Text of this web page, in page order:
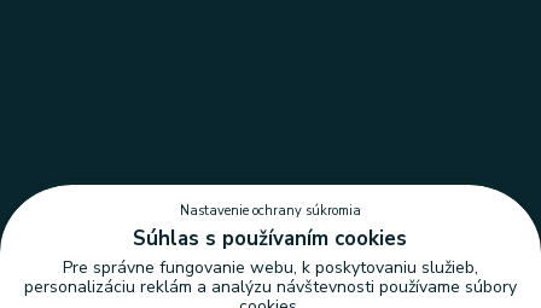
Nastavenie ochrany súkromia
Súhlas s používaním cookies
Pre správne fungovanie webu, k poskytovaniu služieb,
personalizáciu reklám a analýzu návštevnosti používame súbory